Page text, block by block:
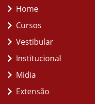
Home
Cursos
Vestibular
Institucional
Midia
Extensão